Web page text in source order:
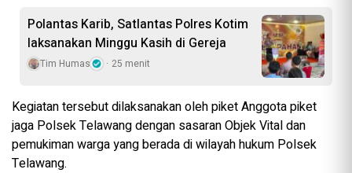
Polantas Karib, Satlantas Polres Kotim
laksanakan Minggu Kasih di Gereja
Tim Humas 25 menit
Kegiatan tersebut dilaksanakan oleh piket Anggota piket
jaga Polsek Telawang dengan sasaran Objek Vital dan
pemukiman warga yang berada di wilayah hukum Polsek
Telawang.